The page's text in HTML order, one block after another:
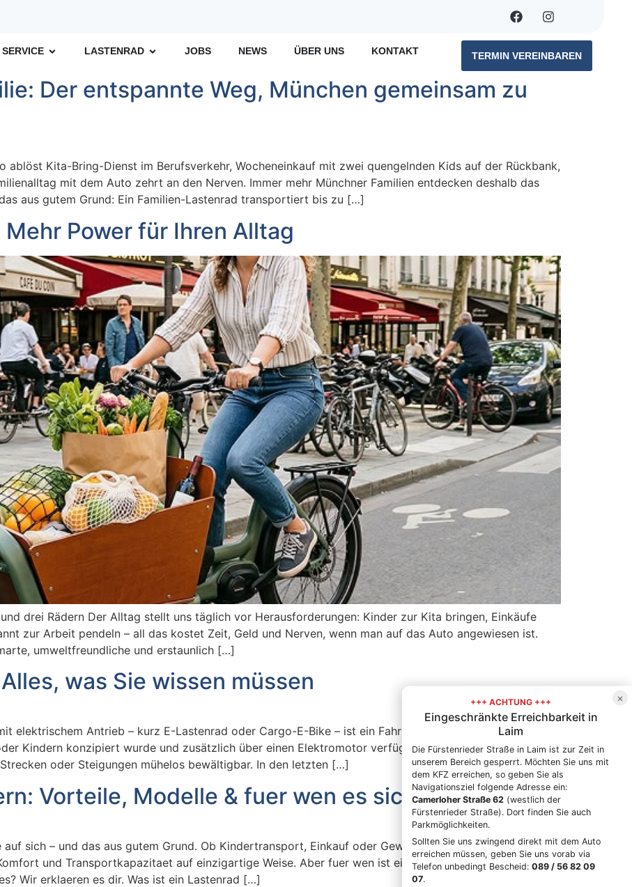
SERVICE LASTENRAD JOBS NEWS ÜBER UNS KONTAKT TERMIN VEREINBAREN
Der entspannte Weg, München gemeinsam zu
ablöst Kita-Bring-Dienst im Berufsverkehr, Wocheneinkauf mit zwei quengelnden Kids auf der Rückbank,
mit dem Auto zehrt an den Nerven. Immer mehr Münchner Familien entdecken deshalb das
aus gutem Grund: Ein Familien-Lastenrad transportiert bis zu […]
Power für Ihren Alltag
drei Rädern Der Alltag stellt uns täglich vor Herausforderungen: Kinder zur Kita bringen, Einkäufe
zur Arbeit pendeln – all das kostet Zeit, Geld und Nerven, wenn man auf das Auto angewiesen ist.
umweltfreundliche und erstaunlich […]
was Sie wissen müssen
elektrischem Antrieb – kurz E-Lastenrad oder Cargo-E-Bike – ist ein Fahrrad, das speziell für den
Kindern konzipiert wurde und zusätzlich über einen Elektromotor verfügt. Dieser unterstützt den
oder Steigungen mühelos bewältigbar. In den letzten […]
Vorteile, Modelle & fuer wen es sich lohnt
sich – und das aus gutem Grund. Ob Kindertransport, Einkauf oder Gewerbeeinsatz: Das
und Transportkapazitaet auf einzigartige Weise. Aber fuer wen ist ein Dreirad-Lastenrad wirklich
Wir erklaeren es dir. Was ist ein Lastenrad […]
×
+++ ACHTUNG +++
Eingeschränkte Erreichbarkeit in
Laim
Die Fürstenrieder Straße in Laim ist zur Zeit in
unserem Bereich gesperrt. Möchten Sie uns mit
dem KFZ erreichen, so geben Sie als
Navigationsziel folgende Adresse ein:
Camerloher Straße 62 (westlich der
Fürstenrieder Straße). Dort finden Sie auch
Parkmöglichkeiten.
Sollten Sie uns zwingend direkt mit dem Auto
erreichen müssen, geben Sie uns vorab via
Telefon unbedingt Bescheid: 089 / 56 82 09
07.